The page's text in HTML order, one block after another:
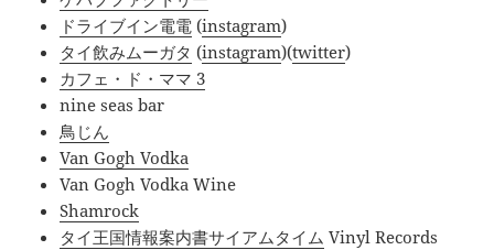
ドライブイン電電 (instagram)
タイ飲みムーガタ (instagram)(twitter)
カフェ・ド・ママ 3
nine seas bar
鳥じん
Van Gogh Vodka
Van Gogh Vodka Wine
Shamrock
タイ王国情報案内書サイアムタイム Vinyl Records